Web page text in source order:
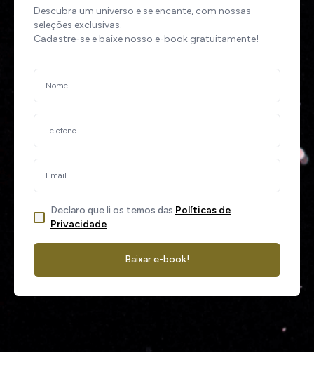
Descubra um universo e se encante, com nossas
seleções exclusivas.
Cadastre-se e baixe nosso e-book gratuitamente!
Declaro que li os temos das Políticas de
Privacidade
Baixar e-book!